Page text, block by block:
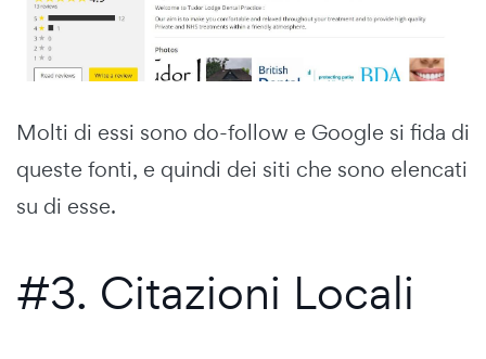
Molti di essi sono do-follow e Google si fida di
queste fonti, e quindi dei siti che sono elencati
su di esse.
#3. Citazioni Locali